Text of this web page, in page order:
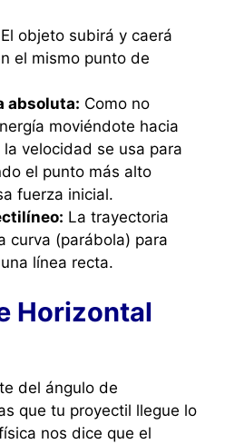
El objeto subirá y caerá
el mismo punto de
absoluta: Como no
moviéndote hacia
velocidad se usa para
el punto más alto
fuerza inicial.
La trayectoria
curva (parábola) para
línea recta.
Horizontal
del ángulo de
que tu proyectil llegue lo
nos dice que el